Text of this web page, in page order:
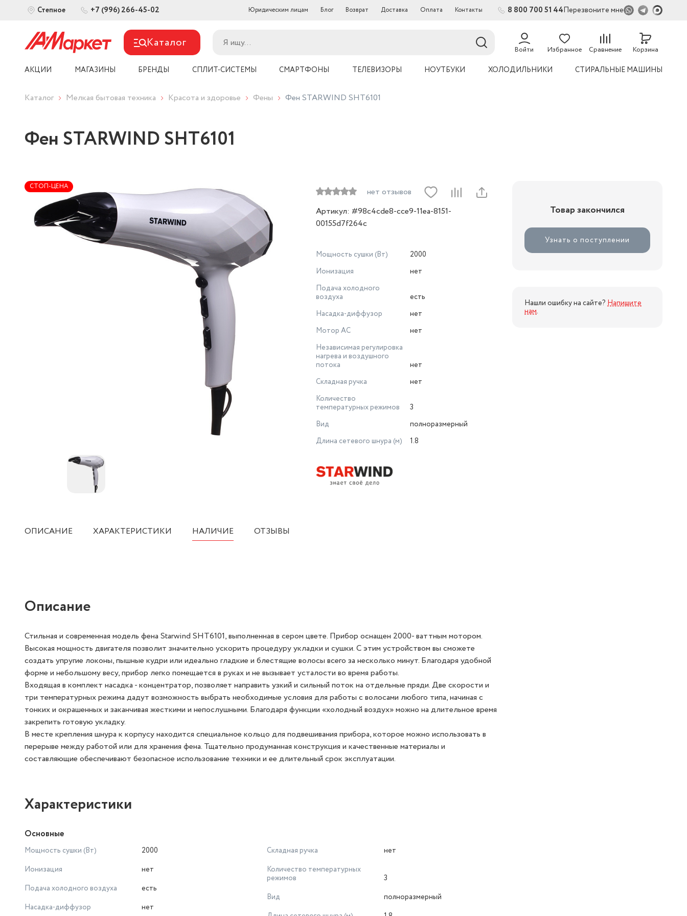
Степное +7 (996) 266-45-02 Юридическим лицам Блог Возврат Доставка Оплата Контакты 8 800 700 51 44Перезвоните мне
Каталог Войти Избранное Сравнение
54
Корзина
АКЦИИ МАГАЗИНЫ БРЕНДЫ СПЛИТ-СИСТЕМЫ СМАРТФОНЫ ТЕЛЕВИЗОРЫ НОУТБУКИ ХОЛОДИЛЬНИКИ СТИРАЛЬНЫЕ МАШИНЫ
Каталог Мелкая бытовая техника Красота и здоровье Фены Фен STARWIND SHT6101
Фен STARWIND SHT6101
СТОП-ЦЕНА
нет отзывов
Артикул: #98c4cde8-cce9-11ea-8151-
00155d7f264c
Мощность сушки (Вт)
2000
Ионизация
нет
Подача холодного
воздуха
есть
Насадка-диффузор
нет
Мотор AC
нет
Независимая регулировка
нагрева и воздушного
потока
нет
Складная ручка
нет
Количество
температурных режимов
3
Вид
полноразмерный
Длина сетевого шнура (м)
1.8
Товар закончился
Узнать о поступлении
Нашли ошибку на сайте? Напишите
нам.
ОПИСАНИЕ ХАРАКТЕРИСТИКИ НАЛИЧИЕ ОТЗЫВЫ
Описание
Стильная и современная модель фена Starwind SHT6101, выполненная в сером цвете. Прибор оснащен 2000- ваттным мотором.
Высокая мощность двигателя позволит значительно ускорить процедуру укладки и сушки. С этим устройством вы сможете
создать упругие локоны, пышные кудри или идеально гладкие и блестящие волосы всего за несколько минут. Благодаря удобной
форме и небольшому весу, прибор легко помещается в руках и не вызывает усталости во время работы.
Входящая в комплект насадка - концентратор, позволяет направить узкий и сильный поток на отдельные пряди. Две скорости и
три температурных режима дадут возможность выбрать необходимые условия для работы с волосами любого типа, начиная с
тонких и окрашенных и заканчивая жесткими и непослушными. Благодаря функции «холодный воздух» можно на длительное время
закрепить готовую укладку.
В месте крепления шнура к корпусу находится специальное кольцо для подвешивания прибора, которое можно использовать в
перерыве между работой или для хранения фена. Тщательно продуманная конструкция и качественные материалы и
составляющие обеспечивают безопасное использование техники и ее длительный срок эксплуатации.
Характеристики
Основные
Мощность сушки (Вт)
2000
Ионизация
нет
Подача холодного воздуха
есть
Насадка-диффузор
нет
Складная ручка
нет
Количество температурных
режимов
3
Вид
полноразмерный